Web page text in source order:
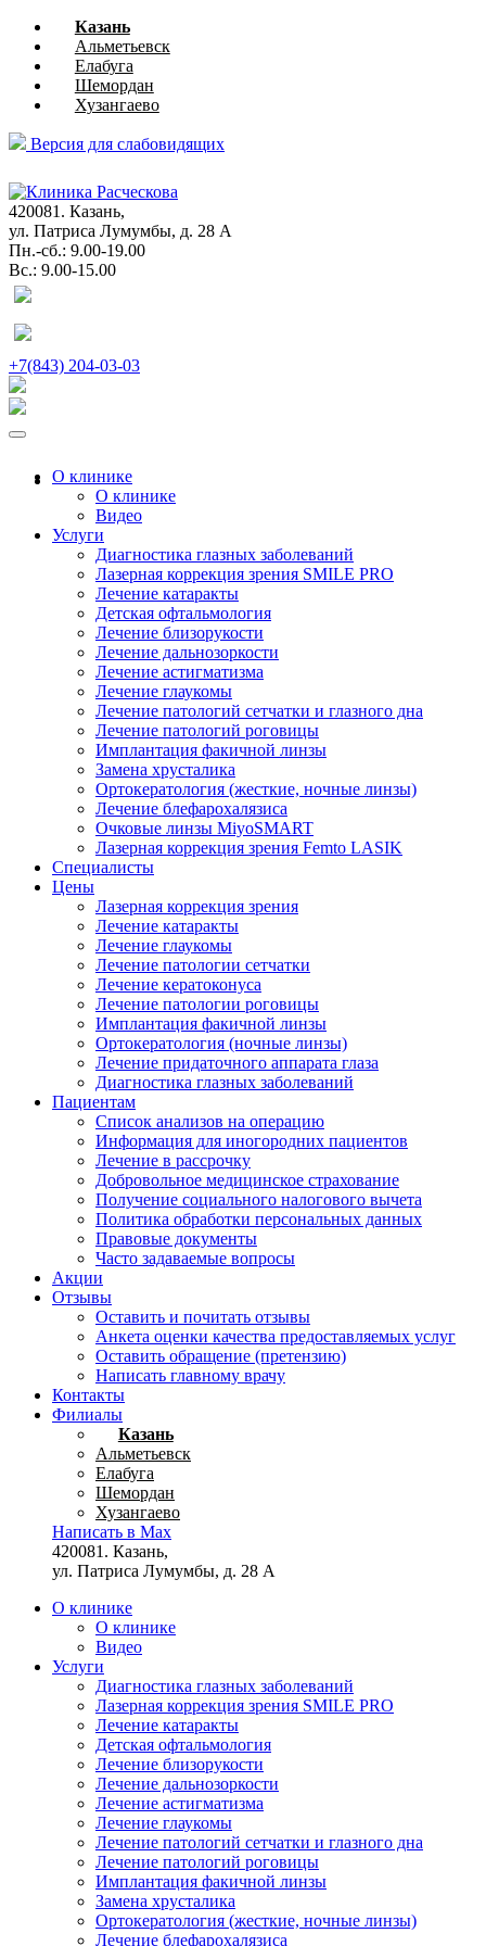
Казань
Альметьевск
Елабуга
Шемордан
Хузангаево
Версия для слабовидящих
420081. Казань,
ул. Патриса Лумумбы, д. 28 А
Пн.-сб.: 9.00-19.00
Вс.: 9.00-15.00
+7(843) 204-03-03
О клинике
О клинике
Видео
Услуги
Диагностика глазных заболеваний
Лазерная коррекция зрения SMILE PRO
Лечение катаракты
Детская офтальмология
Лечение близорукости
Лечение дальнозоркости
Лечение астигматизма
Лечение глаукомы
Лечение патологий сетчатки и глазного дна
Лечение патологий роговицы
Имплантация факичной линзы
Замена хрусталика
Ортокератология (жесткие, ночные линзы)
Лечение блефарохалязиса
Очковые линзы MiyoSMART
Лазерная коррекция зрения Femto LASIK
Специалисты
Цены
Лазерная коррекция зрения
Лечение катаракты
Лечение глаукомы
Лечение патологии сетчатки
Лечение кератоконуса
Лечение патологии роговицы
Имплантация факичной линзы
Ортокератология (ночные линзы)
Лечение придаточного аппарата глаза
Диагностика глазных заболеваний
Пациентам
Список анализов на операцию
Информация для иногородних пациентов
Лечение в рассрочку
Добровольное медицинское страхование
Получение социального налогового вычета
Политика обработки персональных данных
Правовые документы
Часто задаваемые вопросы
Акции
Отзывы
Оставить и почитать отзывы
Анкета оценки качества предоставляемых услуг
Оставить обращение (претензию)
Написать главному врачу
Контакты
Филиалы
Казань
Альметьевск
Елабуга
Шемордан
Хузангаево
Написать в Max
420081. Казань,
ул. Патриса Лумумбы, д. 28 А
О клинике
О клинике
Видео
Услуги
Диагностика глазных заболеваний
Лазерная коррекция зрения SMILE PRO
Лечение катаракты
Детская офтальмология
Лечение близорукости
Лечение дальнозоркости
Лечение астигматизма
Лечение глаукомы
Лечение патологий сетчатки и глазного дна
Лечение патологий роговицы
Имплантация факичной линзы
Замена хрусталика
Ортокератология (жесткие, ночные линзы)
Лечение блефарохалязиса